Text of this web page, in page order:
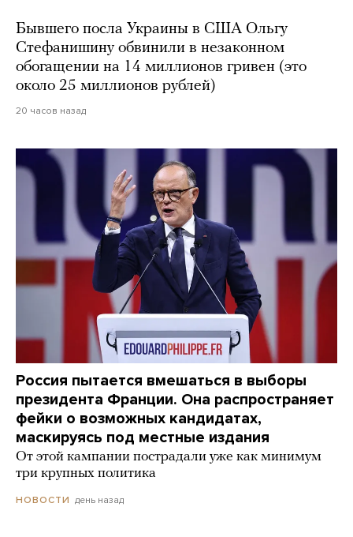
Бывшего посла Украины в США Ольгу
Стефанишину обвинили в незаконном
обогащении на 14 миллионов гривен (это
около 25 миллионов рублей)
20 часов назад
Россия пытается вмешаться в выборы
президента Франции. Она распространяет
фейки о возможных кандидатах,
маскируясь под местные издания
От этой кампании пострадали уже как минимум
три крупных политика
НОВОСТИ день назад